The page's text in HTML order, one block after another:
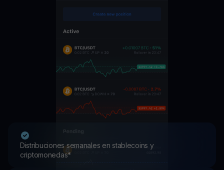
Distribuciones semanales en stablecoins y
criptomonedas*